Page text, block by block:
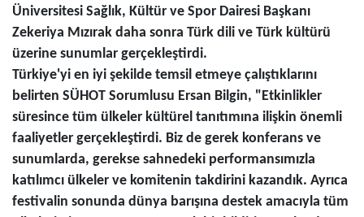
Üniversitesi Sağlık, Kültür ve Spor Dairesi Başkanı
Zekeriya Mızırak daha sonra Türk dili ve Türk kültürü
üzerine sunumlar gerçekleştirdi.
Türkiye'yi en iyi şekilde temsil etmeye çalıştıklarını
belirten SÜHOT Sorumlusu Ersan Bilgin, "Etkinlikler
süresince tüm ülkeler kültürel tanıtımına ilişkin önemli
faaliyetler gerçekleştirdi. Biz de gerek konferans ve
sunumlarda, gerekse sahnedeki performansımızla
katılımcı ülkeler ve komitenin takdirini kazandık. Ayrıca
festivalin sonunda dünya barışına destek amacıyla tüm